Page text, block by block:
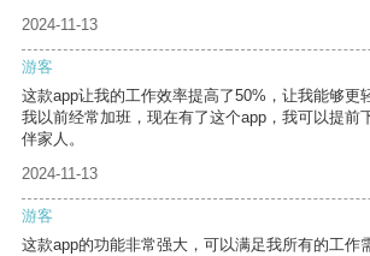
2024-11-13
游客
这款app让我的工作效率提高了50%，让我能够更
我以前经常加班，现在有了这个app，我可以提前
伴家人。
2024-11-13
游客
这款app的功能非常强大，可以满足我所有的工作